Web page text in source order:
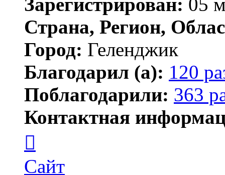
Страна, Регион,
Город: Геленджик
Благодарил (а): 120
Поблагодарили: 363
Контактная
пользователя
Тигирь
Сайт